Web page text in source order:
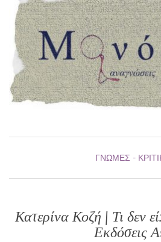
ΓΝΏΜΕΣ -
Κατερίνα Κοζή | Τι δεν
Εκδόσεις